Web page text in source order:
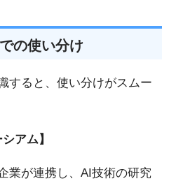
の使い分け
すると、使い分けがスムー
アム】
業が連携し、AI技術の研究